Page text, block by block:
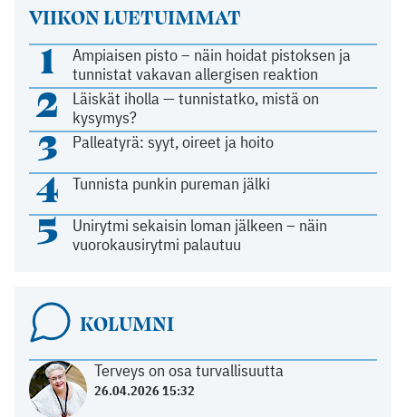
VIIKON LUETUIMMAT
1
Ampiaisen pisto – näin hoidat pistoksen ja
tunnistat vakavan allergisen reaktion
2
Läiskät iholla — tunnistatko, mistä on
kysymys?
3 Palleatyrä: syyt, oireet ja hoito
4 Tunnista punkin pureman jälki
5
Unirytmi sekaisin loman jälkeen – näin
vuorokausirytmi palautuu
KOLUMNI
Terveys on osa turvallisuutta
26.04.2026 15:32